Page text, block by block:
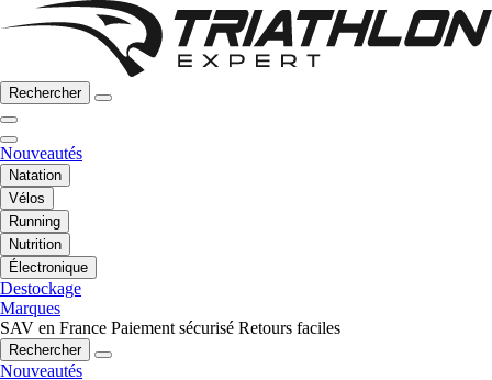
Rechercher
Nouveautés
Natation
Vélos
Running
Nutrition
Électronique
Destockage
Marques
SAV en France Paiement sécurisé Retours faciles
Rechercher
Nouveautés